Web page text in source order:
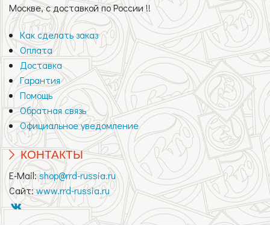
Москве, с доставкой по России !!
Как сделать заказ
Оплата
Доставка
Гарантия
Помощь
Обратная связь
Официальное уведомление
КОНТАКТЫ
E-Mail:shop@rrd-russia.ru
Сайт:www.rrd-russia.ru